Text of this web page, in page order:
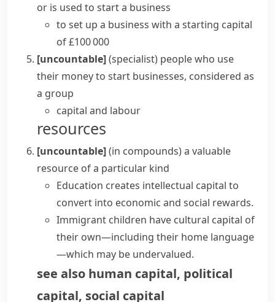
or is used to start a business
to set up a business with a starting capital
of £100 000
[uncountable](specialist) people who use
their money to start businesses, considered as
a group
capital and labour
resources
[uncountable](in compounds)a valuable
resource of a particular kind
Education creates intellectual capital to
convert into economic and social rewards.
Immigrant children have cultural capital of
their own—including their home language
—which may be undervalued.
see also human capital, political
capital, social capital